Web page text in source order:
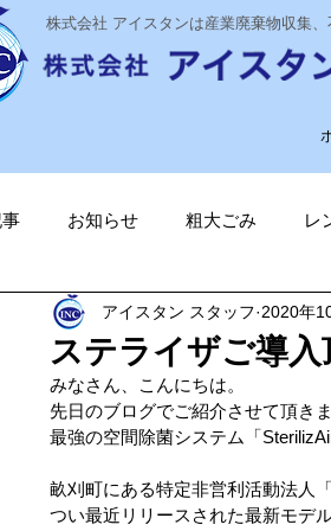
株式会社 アイスタンは産業廃棄物収集
お知らせ 粗大ごみ レ
テライザ 感染対策 経費削減
ータブル蓄電池 ガソリン削減
お知らせ Vファーレン長崎
ステライザご導入
アイスタン スタッフ 2020年
みなさん、こんにちは。
先日のブログでご紹介させて頂きま
最強の空間除菌システム「
畝刈町にある特定非営利活動法人
つい最近リリースされた最新モデル